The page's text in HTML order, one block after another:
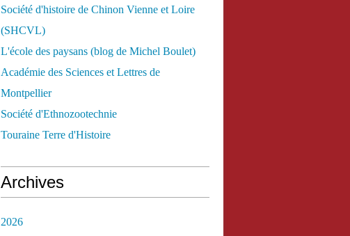
Société d'histoire de Chinon Vienne et Loire
(SHCVL)
L'école des paysans (blog de Michel Boulet)
Académie des Sciences et Lettres de
Montpellier
Société d'Ethnozootechnie
Touraine Terre d'Histoire
Archives
2026